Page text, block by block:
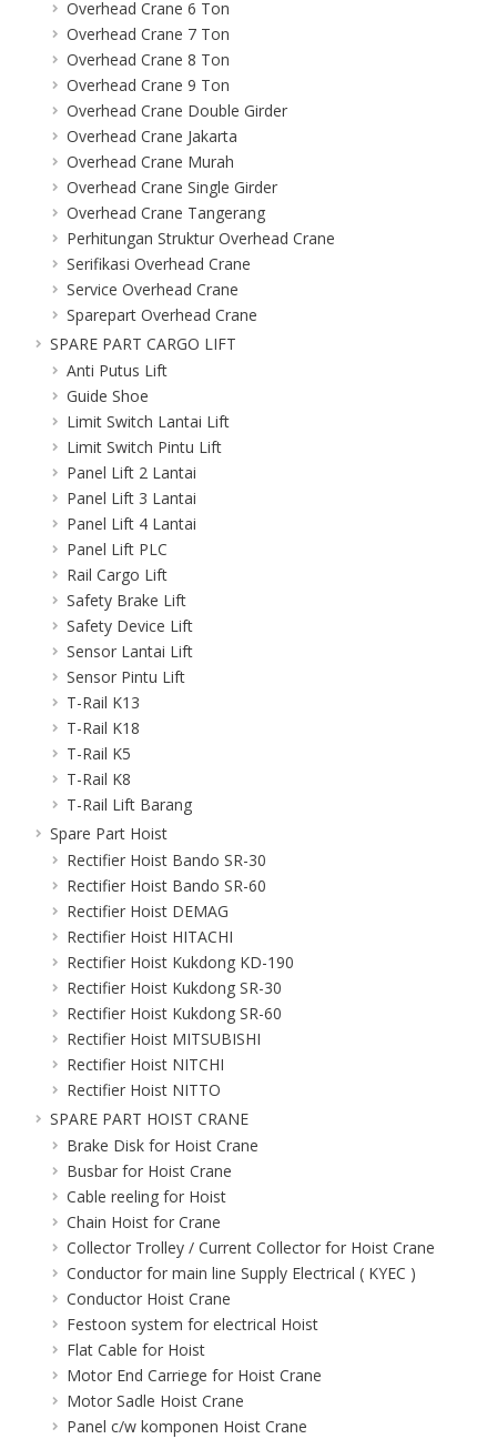
Overhead Crane 6 Ton
Overhead Crane 7 Ton
Overhead Crane 8 Ton
Overhead Crane 9 Ton
Overhead Crane Double Girder
Overhead Crane Jakarta
Overhead Crane Murah
Overhead Crane Single Girder
Overhead Crane Tangerang
Perhitungan Struktur Overhead Crane
Serifikasi Overhead Crane
Service Overhead Crane
Sparepart Overhead Crane
SPARE PART CARGO LIFT
Anti Putus Lift
Guide Shoe
Limit Switch Lantai Lift
Limit Switch Pintu Lift
Panel Lift 2 Lantai
Panel Lift 3 Lantai
Panel Lift 4 Lantai
Panel Lift PLC
Rail Cargo Lift
Safety Brake Lift
Safety Device Lift
Sensor Lantai Lift
Sensor Pintu Lift
T-Rail K13
T-Rail K18
T-Rail K5
T-Rail K8
T-Rail Lift Barang
Spare Part Hoist
Rectifier Hoist Bando SR-30
Rectifier Hoist Bando SR-60
Rectifier Hoist DEMAG
Rectifier Hoist HITACHI
Rectifier Hoist Kukdong KD-190
Rectifier Hoist Kukdong SR-30
Rectifier Hoist Kukdong SR-60
Rectifier Hoist MITSUBISHI
Rectifier Hoist NITCHI
Rectifier Hoist NITTO
SPARE PART HOIST CRANE
Brake Disk for Hoist Crane
Busbar for Hoist Crane
Cable reeling for Hoist
Chain Hoist for Crane
Collector Trolley / Current Collector for Hoist Crane
Conductor for main line Supply Electrical ( KYEC )
Conductor Hoist Crane
Festoon system for electrical Hoist
Flat Cable for Hoist
Motor End Carriege for Hoist Crane
Motor Sadle Hoist Crane
Panel c/w komponen Hoist Crane